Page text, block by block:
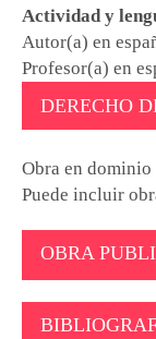
Actividad y
Autor(a) en
Profesor(a) en
DERECHO
Obra en
Puede incluir
OBRA